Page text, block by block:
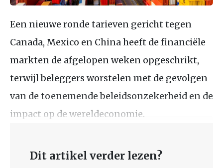
Een nieuwe ronde tarieven gericht tegen
Canada, Mexico en China heeft de financiële
markten de afgelopen weken opgeschrikt,
terwijl beleggers worstelen met de gevolgen
van de toenemende beleidsonzekerheid en de
impact op de wereldeconomie.
Dit artikel verder lezen?